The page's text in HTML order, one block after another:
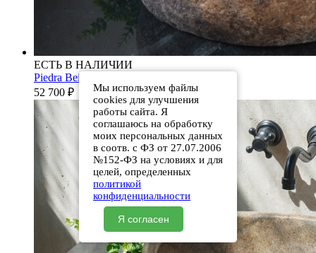
ЕСТЬ В НАЛИЧИИ
Piedra Beige S286 00501111613
52 700 ₽
Мы используем файлы
cookies для улучшения
работы сайта. Я
соглашаюсь на обработку
моих персональных данных
в соотв. с ФЗ от 27.07.2006
№152-ФЗ на условиях и для
целей, определенных
политикой
конфиденциальности
Я согласен